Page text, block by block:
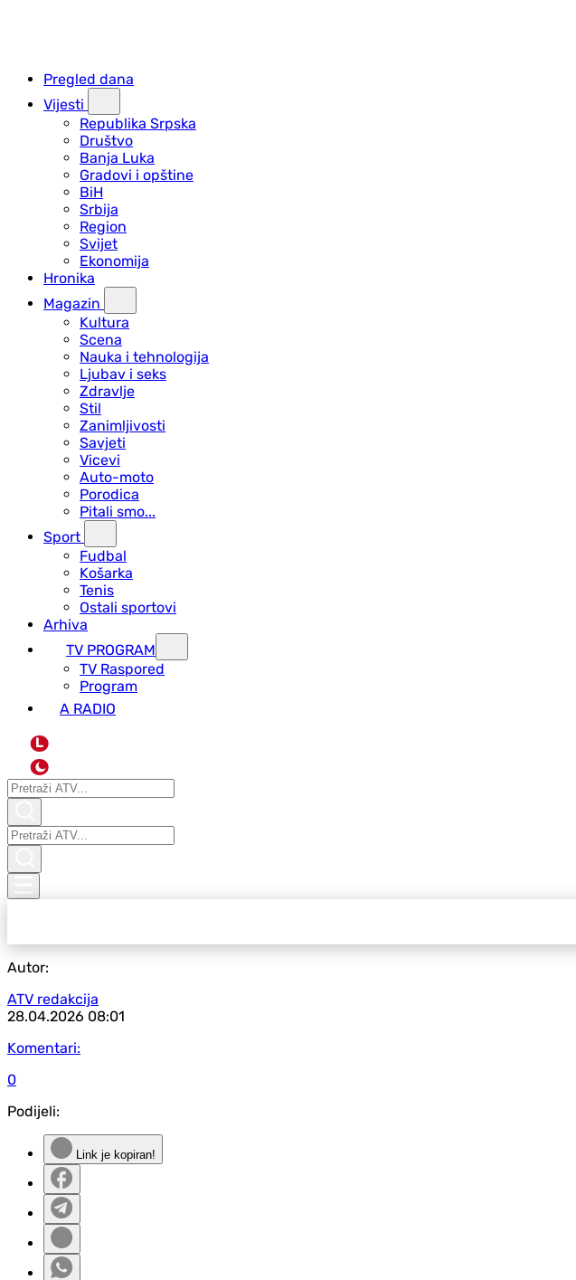
Pregled dana
Vijesti
Republika Srpska
Društvo
Banja Luka
Gradovi i opštine
BiH
Srbija
Region
Svijet
Ekonomija
Hronika
Magazin
Kultura
Scena
Nauka i tehnologija
Ljubav i seks
Zdravlje
Stil
Zanimljivosti
Savjeti
Vicevi
Auto-moto
Porodica
Pitali smo...
Sport
Fudbal
Košarka
Tenis
Ostali sportovi
Arhiva
TV PROGRAM
ТV Raspored
Program
A RADIO
L
Autor:
ATV redakcija
28.04.2026 08:01
Komentari:
0
Podijeli:
Link je kopiran!